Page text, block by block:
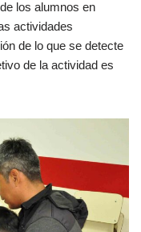
los alumnos en
actividades
de lo que se detecte
de la actividad es